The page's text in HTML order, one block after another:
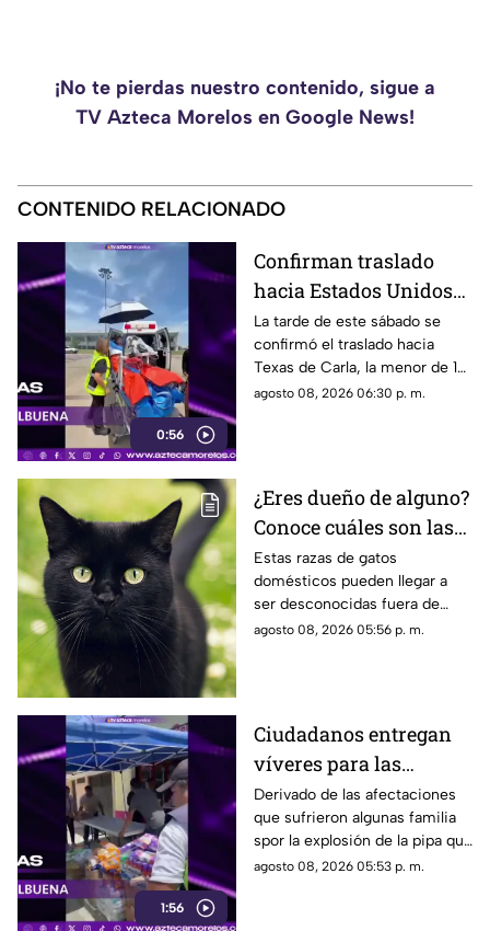
¡No te pierdas nuestro contenido, sigue a
TV Azteca Morelos en Google News!
CONTENIDO RELACIONADO
0:56
Confirman traslado
hacia Estados Unidos
de menor que sufrió
quemadura en la
explosión de gas LP en
Cuernavaca
La tarde de este sábado se
confirmó el traslado hacia
Texas de Carla, la menor de 15
años que resultó gravemente
agosto 08, 2026 06:30 p. m.
¿Eres dueño de alguno?
Conoce cuáles son las
cinco razas más raras
de gatos domésticos en
todo el mundo
Estas razas de gatos
domésticos pueden llegar a
ser desconocidas fuera de
círculos especializados, y
agosto 08, 2026 05:56 p. m.
1:56
Ciudadanos entregan
víveres para las
familias afectadas por
la explosión de pipa en
Cuernavaca
Derivado de las afectaciones
que sufrieron algunas familia
spor la explosión de la pipa que
transportaba gas LP,
agosto 08, 2026 05:53 p. m.